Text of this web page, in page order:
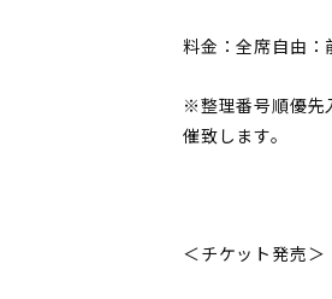
料金：全席自由：
※整理番号順優先
催致します。
＜チケット発売＞